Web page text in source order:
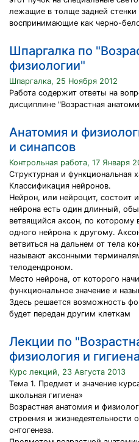
лежащие в толще задней стенки
воспринимающие как черно-
Шпаргалка по
физиологии"
Шпаргалка, 25 Ноября 2012
Работа содержит ответы на
дисциплине "Возрастная
Анатомия и
и синапсов
Контрольная работа, 17 Января
Структурная и функциональная
Классификация нейронов.
Нейрон, или нейроцит, состоит
нейрона есть один длинный,
ветвящийся аксон, по которому
одного нейрона к другому.
ветвиться на дальнем от тела
называют аксонными
телодендроном.
Место нейрона, от которого
функциональное значение и
Здесь решается возможность
будет передан другим клеткам
Лекции по
физиология и
Курс лекций, 23 Августа 2013
Тема 1. Предмет и значение
школьная гигиена»
Возрастная анатомия и
строения и жизнедеятельности
онтогенеза.